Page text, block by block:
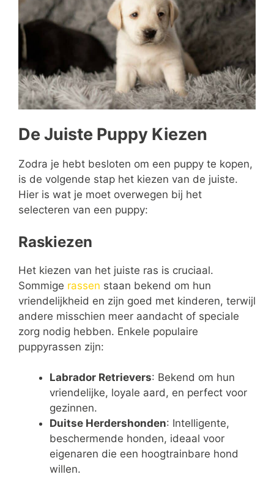
De Juiste Puppy Kiezen
Zodra je hebt besloten om een puppy te kopen,
is de volgende stap het kiezen van de juiste.
Hier is wat je moet overwegen bij het
selecteren van een puppy:
Raskiezen
Het kiezen van het juiste ras is cruciaal.
Sommige rassen staan bekend om hun
vriendelijkheid en zijn goed met kinderen, terwijl
andere misschien meer aandacht of speciale
zorg nodig hebben. Enkele populaire
puppyrassen zijn:
Labrador Retrievers: Bekend om hun
vriendelijke, loyale aard, en perfect voor
gezinnen.
Duitse Herdershonden: Intelligente,
beschermende honden, ideaal voor
eigenaren die een hoogtrainbare hond
willen.